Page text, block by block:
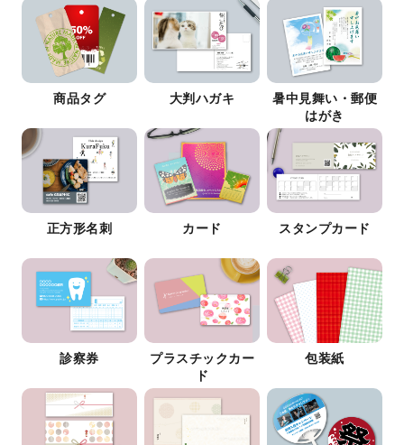
商品タグ 大判ハガキ
暑中見舞い・郵便
はがき
正方形名刺 カード スタンプカード
診察券
プラスチックカー
ド
包装紙